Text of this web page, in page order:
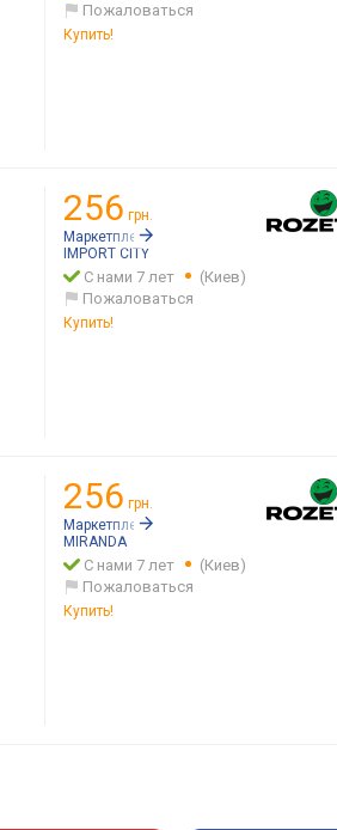
Пожаловаться
Купить!
256 грн.
Маркетплейс:
IMPORT CITY
С нами 7 лет
(Киев)
Пожаловаться
Купить!
256 грн.
Маркетплейс:
MIRANDA
С нами 7 лет
(Киев)
Пожаловаться
Купить!